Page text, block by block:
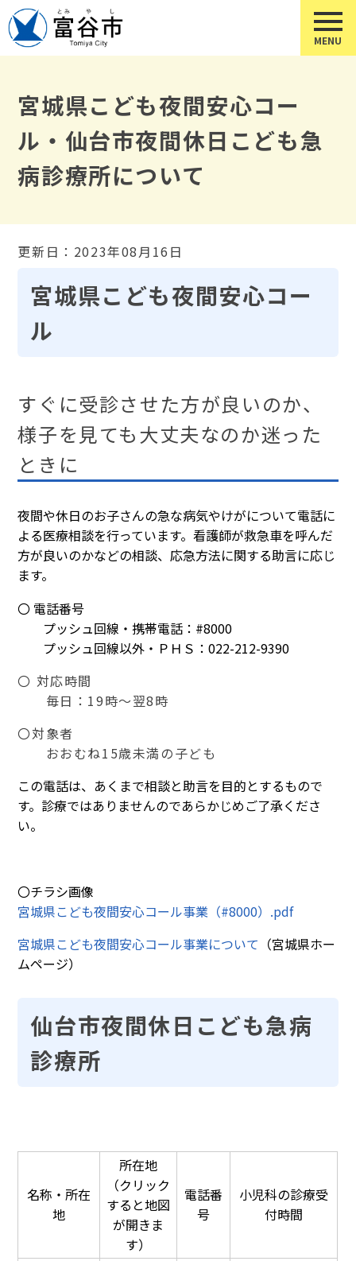
宮城県こども夜間安心コー
ル・仙台市夜間休日こども急
病診療所について
更新日：2023年08月16日
宮城県こども夜間安心コー
ル
すぐに受診させた方が良いのか、
様子を見ても大丈夫なのか迷った
ときに
夜間や休日のお子さんの急な病気やけがについて電話に
よる医療相談を行っています。看護師が救急車を呼んだ
方が良いのかなどの相談、応急方法に関する助言に応じ
ます。
〇 電話番号
プッシュ回線・携帯電話：#8000
プッシュ回線以外・ＰＨＳ：022-212-9390
〇 対応時間
毎日：19時～翌8時
〇対象者
おおむね15歳未満の子ども
この電話は、あくまで相談と助言を目的とするもので
す。診療ではありませんのであらかじめご了承くださ
い。
〇チラシ画像
宮城県こども夜間安心コール事業（#8000）.pdf
宮城県こども夜間安心コール事業について （宮城県ホー
ムページ）
仙台市夜間休日こども急病
診療所
名称・所在
地
所在地
（クリック
すると地図
が開きま
す）
電話番
号
小児科の診療受
付時間